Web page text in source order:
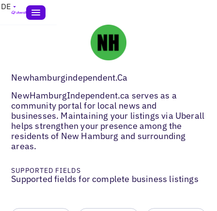
DE
Newhamburgindependent.Ca
NewHamburgIndependent.ca serves as a
community portal for local news and
businesses. Maintaining your listings via Uberall
helps strengthen your presence among the
residents of New Hamburg and surrounding
areas.
SUPPORTED FIELDS
Supported fields for complete business listings